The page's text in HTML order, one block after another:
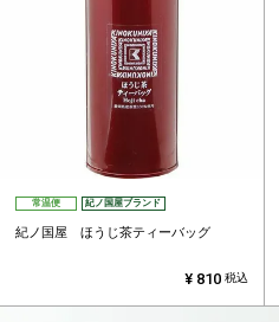
常温便 紀ノ国屋ブランド
紀ノ国屋 ほうじ茶ティーバッグ
¥ 810 税込